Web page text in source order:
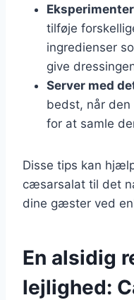
tilføje
ingredienser
give
Server med
bedst, når den
for at samle
Disse tips kan
cæsarsalat til det
dine gæster ved
En alsidig
lejlighed: